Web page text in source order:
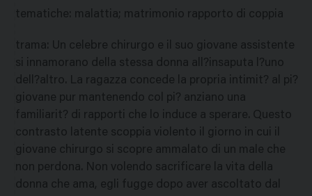
tematiche: malattia; matrimonio rapporto di coppia
trama: Un celebre chirurgo e il suo giovane assistente
si innamorano della stessa donna all?insaputa l?uno
dell?altro. La ragazza concede la propria intimit? al pi?
giovane pur mantenendo col pi? anziano una
familiarit? di rapporti che lo induce a sperare. Questo
contrasto latente scoppia violento il giorno in cui il
giovane chirurgo si scopre ammalato di un male che
non perdona. Non volendo sacrificare la vita della
donna che ama, egli fugge dopo aver ascoltato dal